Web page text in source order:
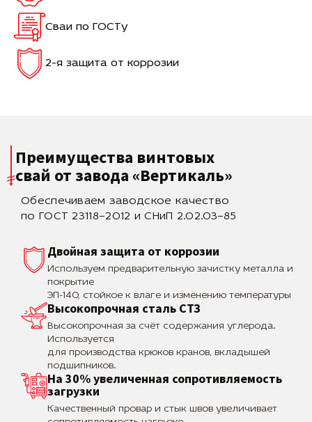
Сваи по ГОСТу
2-я защита от коррозии
Преимущества винтовых
свай от завода «Вертикаль»
Обеспечиваем заводское качество
по ГОСТ 23118–2012 и СНиП 2.02.03–85
Двойная защита от коррозии
Используем предварительную зачистку металла и
покрытие
ЭП-140, стойкое к влаге и изменению температуры
Высокопрочная сталь СТЗ
Высокопрочная за счёт содержания углерода.
Используется
для производства крюков кранов, вкладышей
подшипников.
На 30% увеличенная сопротивляемость
загрузки
Качественный провар и стык швов увеличивает